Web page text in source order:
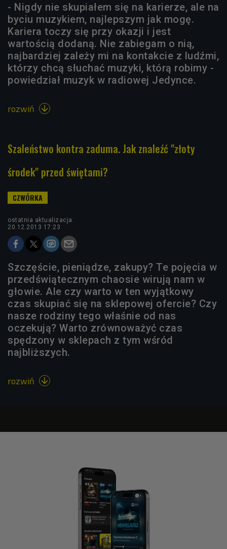
- Nigdy nie skupiałem się na karierze, ale na
byciu muzykiem, najlepszym jak mogę.
Kariera toczy się przy okazji i jest
wartością dodaną. Nie zabiegam o nią,
najbardziej zależy mi na kontakcie z ludźmi,
którzy chcą słuchać muzyki, którą robimy -
powiedział muzyk w radiowej Jedynce.
rozwiń 
Szaleństwo kontra zaduma. Jak znaleźć "złoty
środek" przed świętami?
ostatnia aktualizacja:
20.12.2013 17:23
Szczęście, pieniądze, zakupy? Te pojęcia w
przedświątecznym chaosie wirują nam w
głowie. Ale czy warto w ten wyjątkowy
czas skupiać się na sklepowej ofercie? Czy
nasze rodziny tego właśnie od nas
oczekują? Warto zrównoważyć czas
spędzony w sklepach z tym wśród
najbliższych.
rozwiń 